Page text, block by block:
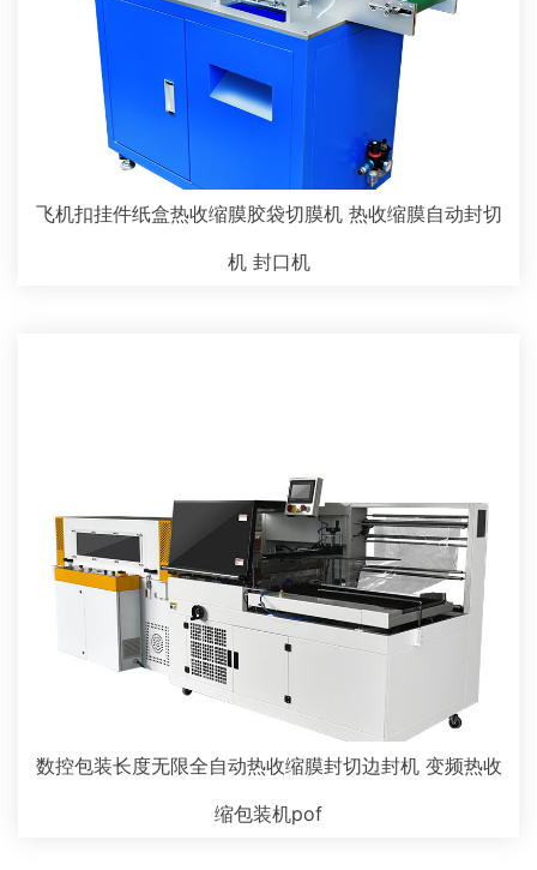
飞机扣挂件纸盒热收缩膜胶袋切膜机 热收缩膜自动封切
机 封口机
数控包装长度无限全自动热收缩膜封切边封机 变频热收
缩包装机pof